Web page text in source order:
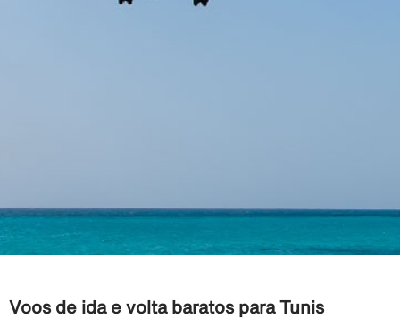
Voos de ida e volta baratos para Tunis